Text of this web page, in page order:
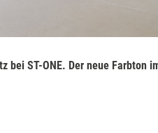
bei ST-ONE. Der neue Farbton